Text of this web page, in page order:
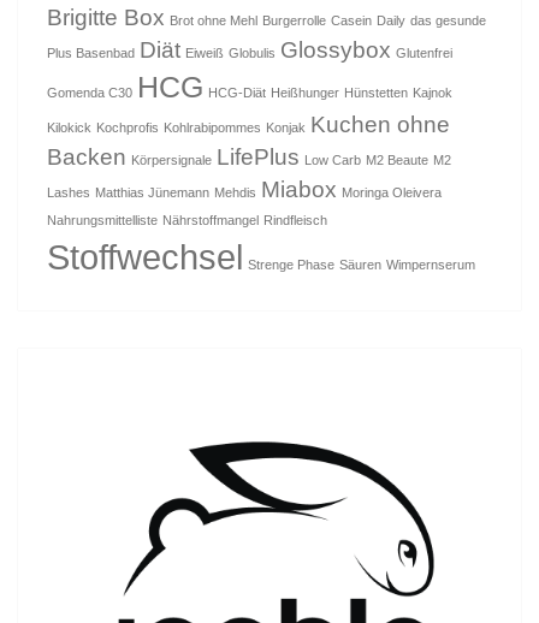
Brigitte Box Brot ohne Mehl Burgerrolle Casein Daily das gesunde
Plus Basenbad Diät Eiweiß Globulis Glossybox Glutenfrei
Gomenda C30 HCG HCG-Diät Heißhunger Hünstetten Kajnok
Kilokick Kochprofis Kohlrabipommes Konjak Kuchen ohne
Backen Körpersignale LifePlus Low Carb M2 Beaute M2
Lashes Matthias Jünemann Mehdis Miabox Moringa Oleivera
Nahrungsmittelliste Nährstoffmangel Rindfleisch
Stoffwechsel Strenge Phase Säuren Wimpernserum